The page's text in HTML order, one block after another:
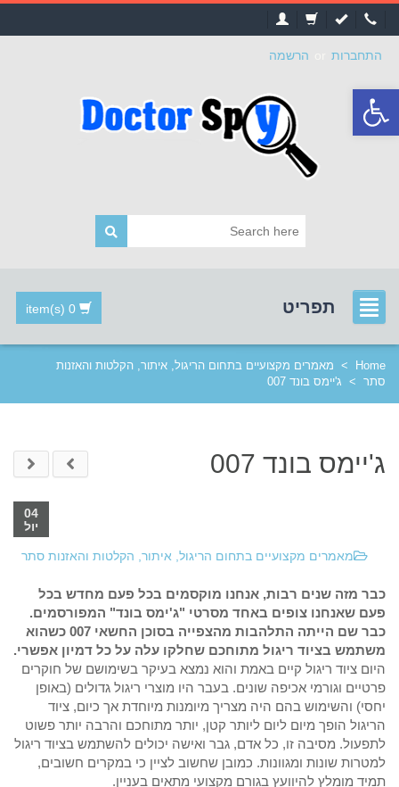
סרגל
נגישות
התחברות הרשמה
תפריט 0 item(s)
Home
> מאמרים מקצועיים בתחום הריגול, איתור, הקלטות והאזנות
סתר > ג'יימס בונד 007
ג'יימס בונד 007
04
יול
מאמרים מקצועיים בתחום הריגול, איתור, הקלטות והאזנות סתר
כבר מזה שנים רבות, אנחנו מוקסמים בכל פעם מחדש בכל
פעם שאנחנו צופים באחד מסרטי "ג'ימס בונד" המפורסמים.
כבר שם הייתה התלהבות מהצפייה בסוכן החשאי 007 כשהוא
משתמש בציוד ריגול מתוחכם שחלקו עלה על כל דמיון אפשרי.
היום ציוד ריגול קיים באמת והוא נמצא בעיקר בשימושם של חוקרים
פרטיים וגורמי אכיפה שונים. בעבר היו מוצרי ריגול גדולים (באופן
יחסי) והשימוש בהם היה מצריך מיומנות מיוחדת אך כיום, ציוד
הריגול הופך מיום ליום ליותר קטן, יותר מתוחכם והרבה יותר פשוט
לתפעול. מסיבה זו, כל אדם, גבר ואישה יכולים להשתמש בציוד ריגול
למטרות שונות ומגוונות. כמובן שחשוב לציין כי במקרים חשובים,
תמיד מומלץ להיוועץ בגורם מקצועי מתאים בעניין.